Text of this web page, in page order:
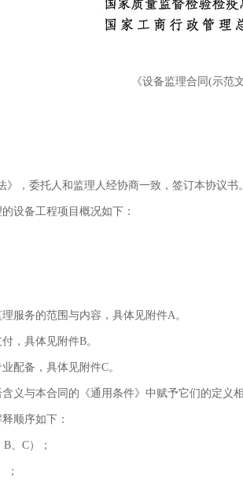
《设备监理合同(示范
》，委托人和监理人经协商一致，签订本协议书
设备工程项目概况如下：
服务的范围与内容，具体见附件A。
，具体见附件B。
配备，具体见附件C。
义与本合同的《通用条件》中赋予它们的定义
顺序如下：
、C）；
；